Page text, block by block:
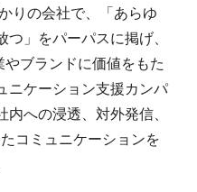
りの会社で、「あらゆ
」をパーパスに掲げ、
ブランドに価値をもた
ニケーション支援カンパ
への浸透、対外発信、
コミュニケーションを